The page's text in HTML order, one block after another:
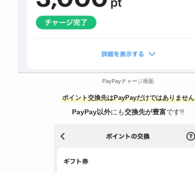
PayPayチャージ画面
ポイント交換先はPayPayだけではありません
PayPay以外にも交換先が豊富です!!